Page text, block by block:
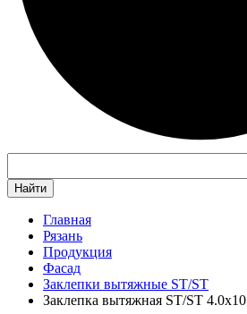
Найти
Главная
Рязань
Продукция
Фасад
Заклепки вытяжные ST/ST
Заклепка вытяжная ST/ST 4.0х10